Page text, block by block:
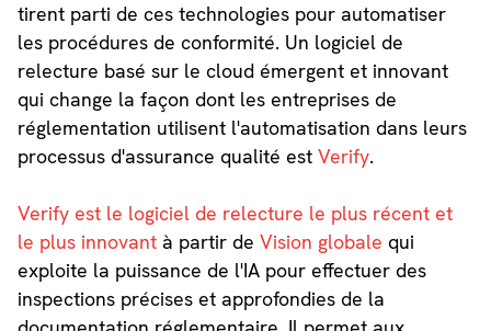
tirent parti de ces technologies pour automatiser
les procédures de conformité. Un logiciel de
relecture basé sur le cloud émergent et innovant
qui change la façon dont les entreprises de
réglementation utilisent l'automatisation dans leurs
processus d'assurance qualité est Verify.
Verify est le logiciel de relecture le plus récent et
le plus innovantà partir de Vision globale qui
exploite la puissance de l'IA pour effectuer des
inspections précises et approfondies de la